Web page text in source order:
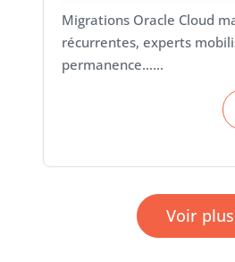
Migrations Oracle Cloud
récurrentes, experts
permanence……
Voir plus